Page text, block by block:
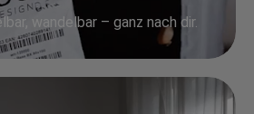
wandelbar – ganz nach dir.